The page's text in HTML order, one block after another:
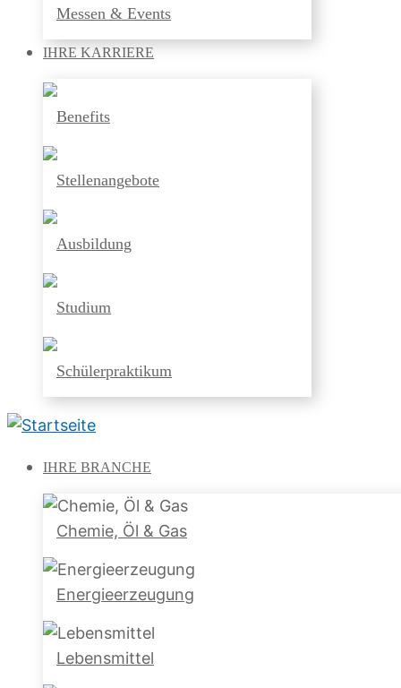
Messen & Events
IHRE KARRIERE
Benefits
Stellenangebote
Ausbildung
Studium
Schülerpraktikum
IHRE BRANCHE
Chemie, Öl & Gas
Energieerzeugung
Lebensmittel